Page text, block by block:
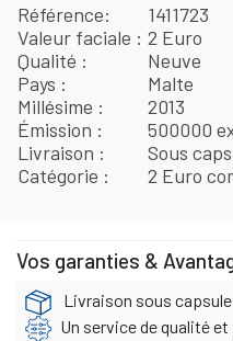
Référence
1411723
Valeur faciale
2 Euro
Qualité
Neuve
Pays
Malte
Millésime
2013
Émission
500000
Livraison
Sous
Catégorie
2 Euro
Vos garanties &
Livraison sous capsule
Un service de qualité